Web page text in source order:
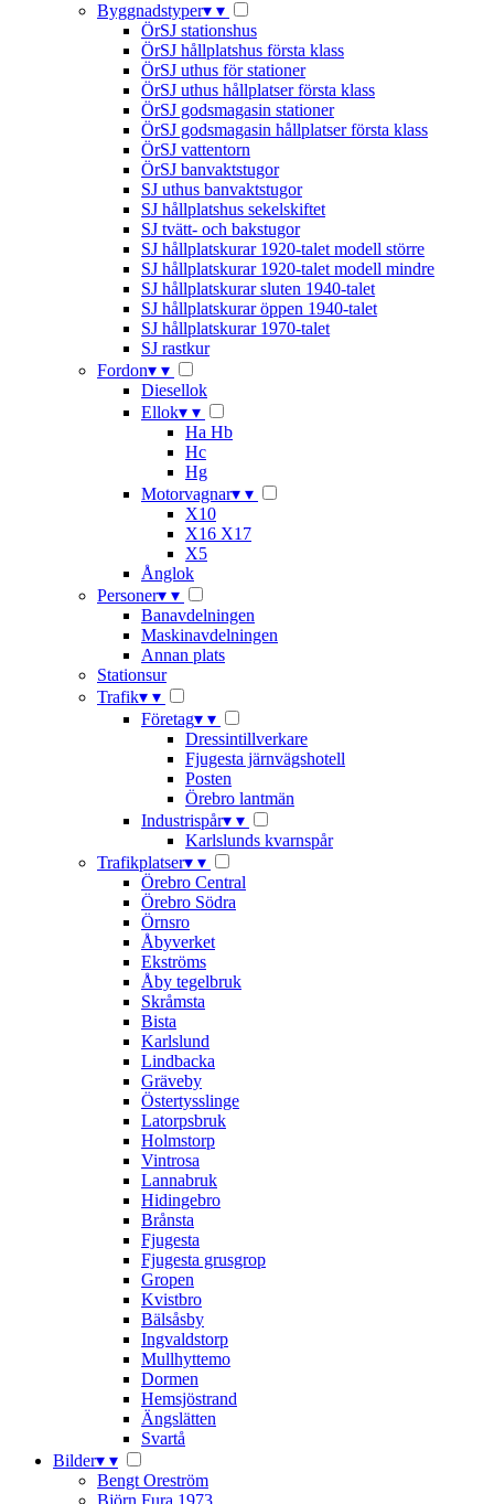
Byggnadstyper▾ ▾
ÖrSJ stationshus
ÖrSJ hållplatshus första klass
ÖrSJ uthus för stationer
ÖrSJ uthus hållplatser första klass
ÖrSJ godsmagasin stationer
ÖrSJ godsmagasin hållplatser första klass
ÖrSJ vattentorn
ÖrSJ banvaktstugor
SJ uthus banvaktstugor
SJ hållplatshus sekelskiftet
SJ tvätt- och bakstugor
SJ hållplatskurar 1920-talet modell större
SJ hållplatskurar 1920-talet modell mindre
SJ hållplatskurar sluten 1940-talet
SJ hållplatskurar öppen 1940-talet
SJ hållplatskurar 1970-talet
SJ rastkur
Fordon▾ ▾
Diesellok
Ellok▾ ▾
Ha Hb
Hc
Hg
Motorvagnar▾ ▾
X10
X16 X17
X5
Ånglok
Personer▾ ▾
Banavdelningen
Maskinavdelningen
Annan plats
Stationsur
Trafik▾ ▾
Företag▾ ▾
Dressintillverkare
Fjugesta järnvägshotell
Posten
Örebro lantmän
Industrispår▾ ▾
Karlslunds kvarnspår
Trafikplatser▾ ▾
Örebro Central
Örebro Södra
Örnsro
Åbyverket
Ekströms
Åby tegelbruk
Skråmsta
Bista
Karlslund
Lindbacka
Gräveby
Östertysslinge
Latorpsbruk
Holmstorp
Vintrosa
Lannabruk
Hidingebro
Brånsta
Fjugesta
Fjugesta grusgrop
Gropen
Kvistbro
Bälsåsby
Ingvaldstorp
Mullhyttemo
Dormen
Hemsjöstrand
Ängslätten
Svartå
Bilder▾ ▾
Bengt Oreström
Björn Fura 1973